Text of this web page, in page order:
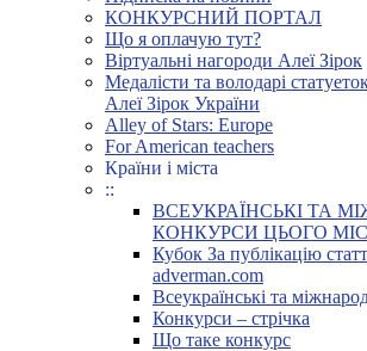
КОНКУРСНИЙ ПОРТАЛ
Що я оплачую тут?
Віртуальні нагороди Алеї Зірок
Медалісти та володарі
Алеї Зірок України
Alley of Stars: Europe
For American teachers
Країни і міста
::
ВСЕУКРАЇНСЬКІ ТА
КОНКУРСИ ЦЬОГО
Кубок За публікацію
adverman.com
Всеукраїнські та
Конкурси – стрічка
Що таке конкурс